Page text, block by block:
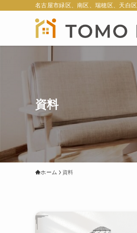
名古屋市緑区、南区、瑞穂区、天白
資料
ホーム 資料